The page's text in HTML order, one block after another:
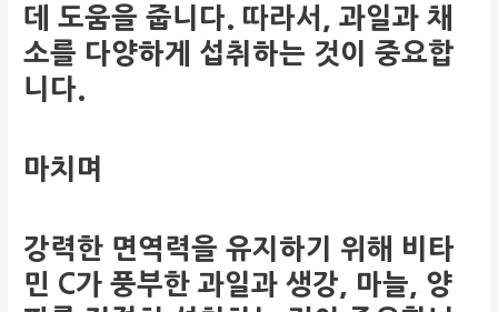
데 도움을 줍니다. 따라서, 과일과 채
소를 다양하게 섭취하는 것이 중요합
니다.
마치며
강력한 면역력을 유지하기 위해 비타
민 C가 풍부한 과일과 생강, 마늘, 양